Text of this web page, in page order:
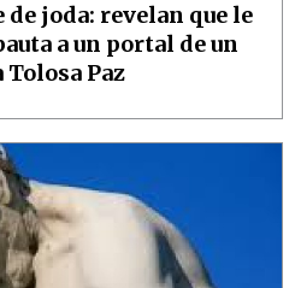
joda: revelan que le
a un portal de un
Paz